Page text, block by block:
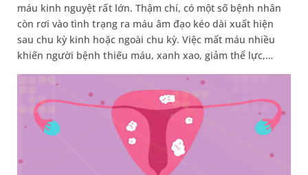
máu kinh nguyệt rất lớn. Thậm chí, có một số bệnh nhân
còn rơi vào tình trạng ra máu âm đạo kéo dài xuất hiện
sau chu kỳ kinh hoặc ngoài chu kỳ. Việc mất máu nhiều
khiến người bệnh thiếu máu, xanh xao, giảm thể lực,…